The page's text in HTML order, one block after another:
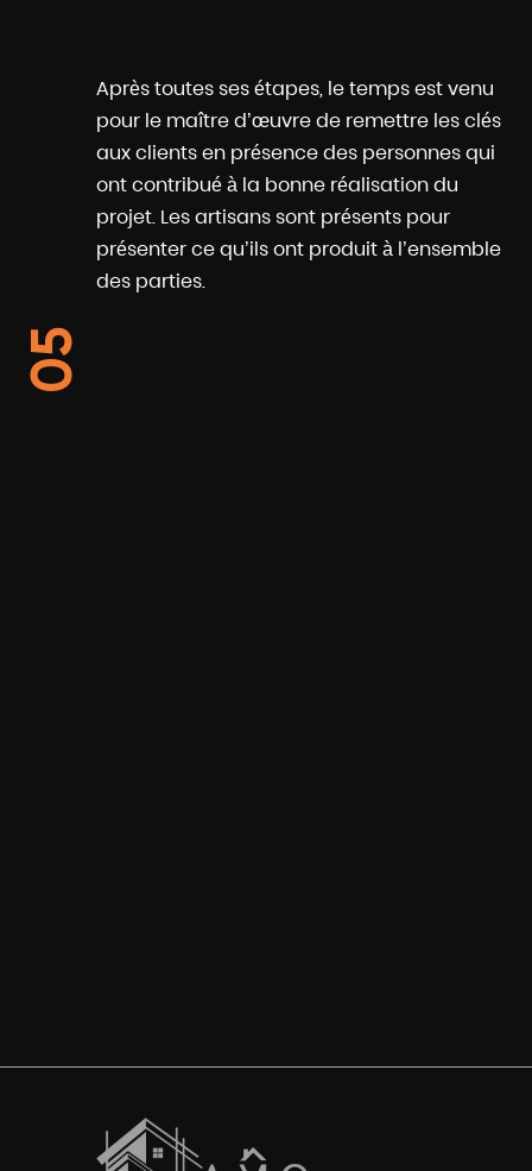
Après toutes ses étapes, le temps est venu
pour le maître d’œuvre de remettre les clés
aux clients en présence des personnes qui
ont contribué à la bonne réalisation du
projet. Les artisans sont présents pour
présenter ce qu’ils ont produit à l’ensemble
des parties.
05